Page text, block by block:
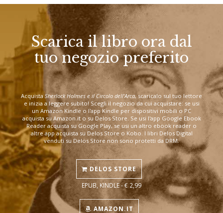
Scarica il libro ora dal
tuo negozio preferito
Acquista Sherlock Holmes e il Circolo dell'Arca, scaricalo sul tuo lettore
e inizia a leggere subito! Scegli il negozio da cui acquistare: se usi
un Amazon Kindle o l'app Kindle per dispositivi mobili o PC
acquista su Amazon.it o su Delos Store. Se usi l'app Google Ebook
Reader acquista su Google Play, se usi un altro ebook reader o
altre app acquista su Delos Store o Kobo. I libri Delos Digital
venduti su Delos Store non sono protetti da DRM.
DELOS STORE
EPUB, KINDLE - € 2,99
AMAZON.IT